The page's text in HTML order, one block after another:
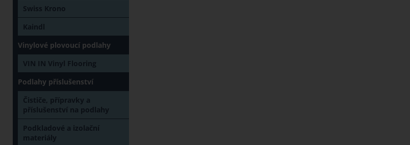
Swiss Krono
Kaindl
Vinylové plovoucí podlahy
VIN IN Vinyl Flooring
Podlahy příslušenství
Čističe, přípravky a
příslušenství na podlahy
Podkladové a izolační
materiály